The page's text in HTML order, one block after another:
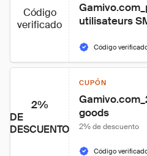
Código
verificado
utilisateurs
Código
2%
DE
DESCUENTO
CUPÓN
goods
2% de descuento
Código